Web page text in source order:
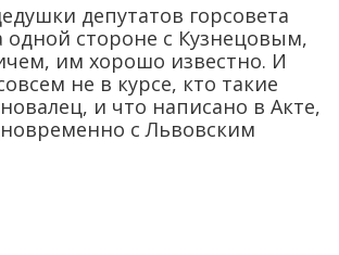
депутатов горсовета
одной стороне с Кузнецовым,
им хорошо известно. И
не в курсе, кто такие
и что написано в Акте,
с Львовским